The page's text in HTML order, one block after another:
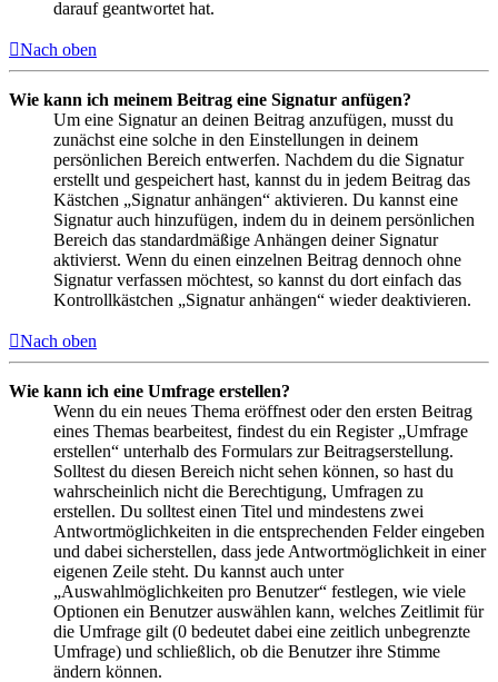
darauf geantwortet hat.
Nach oben
Wie kann ich meinem Beitrag eine Signatur anfügen?
Um eine Signatur an deinen Beitrag anzufügen, musst du
zunächst eine solche in den Einstellungen in deinem
persönlichen Bereich entwerfen. Nachdem du die Signatur
erstellt und gespeichert hast, kannst du in jedem Beitrag das
Kästchen „Signatur anhängen“ aktivieren. Du kannst eine
Signatur auch hinzufügen, indem du in deinem persönlichen
Bereich das standardmäßige Anhängen deiner Signatur
aktivierst. Wenn du einen einzelnen Beitrag dennoch ohne
Signatur verfassen möchtest, so kannst du dort einfach das
Kontrollkästchen „Signatur anhängen“ wieder deaktivieren.
Nach oben
Wie kann ich eine Umfrage erstellen?
Wenn du ein neues Thema eröffnest oder den ersten Beitrag
eines Themas bearbeitest, findest du ein Register „Umfrage
erstellen“ unterhalb des Formulars zur Beitragserstellung.
Solltest du diesen Bereich nicht sehen können, so hast du
wahrscheinlich nicht die Berechtigung, Umfragen zu
erstellen. Du solltest einen Titel und mindestens zwei
Antwortmöglichkeiten in die entsprechenden Felder eingeben
und dabei sicherstellen, dass jede Antwortmöglichkeit in einer
eigenen Zeile steht. Du kannst auch unter
„Auswahlmöglichkeiten pro Benutzer“ festlegen, wie viele
Optionen ein Benutzer auswählen kann, welches Zeitlimit für
die Umfrage gilt (0 bedeutet dabei eine zeitlich unbegrenzte
Umfrage) und schließlich, ob die Benutzer ihre Stimme
ändern können.